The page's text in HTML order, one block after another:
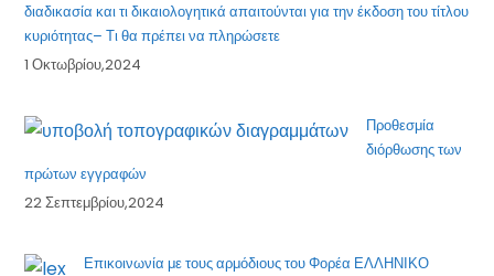
διαδικασία και τι δικαιολογητικά απαιτούνται για την έκδοση του τίτλου
κυριότητας– Τι θα πρέπει να πληρώσετε
1 Οκτωβρίου,2024
Προθεσμία
διόρθωσης των
πρώτων εγγραφών
22 Σεπτεμβρίου,2024
Επικοινωνία με τους αρμόδιους του Φορέα ΕΛΛΗΝΙΚΟ